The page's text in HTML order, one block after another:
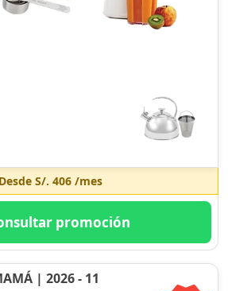
Desde S/. 406/mes
promoción
| 2026 - 11